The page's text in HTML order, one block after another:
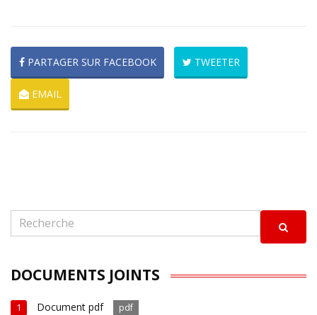
PARTAGER SUR FACEBOOK TWEETER
EMAIL
DOCUMENTS JOINTS
1 Document pdf pdf